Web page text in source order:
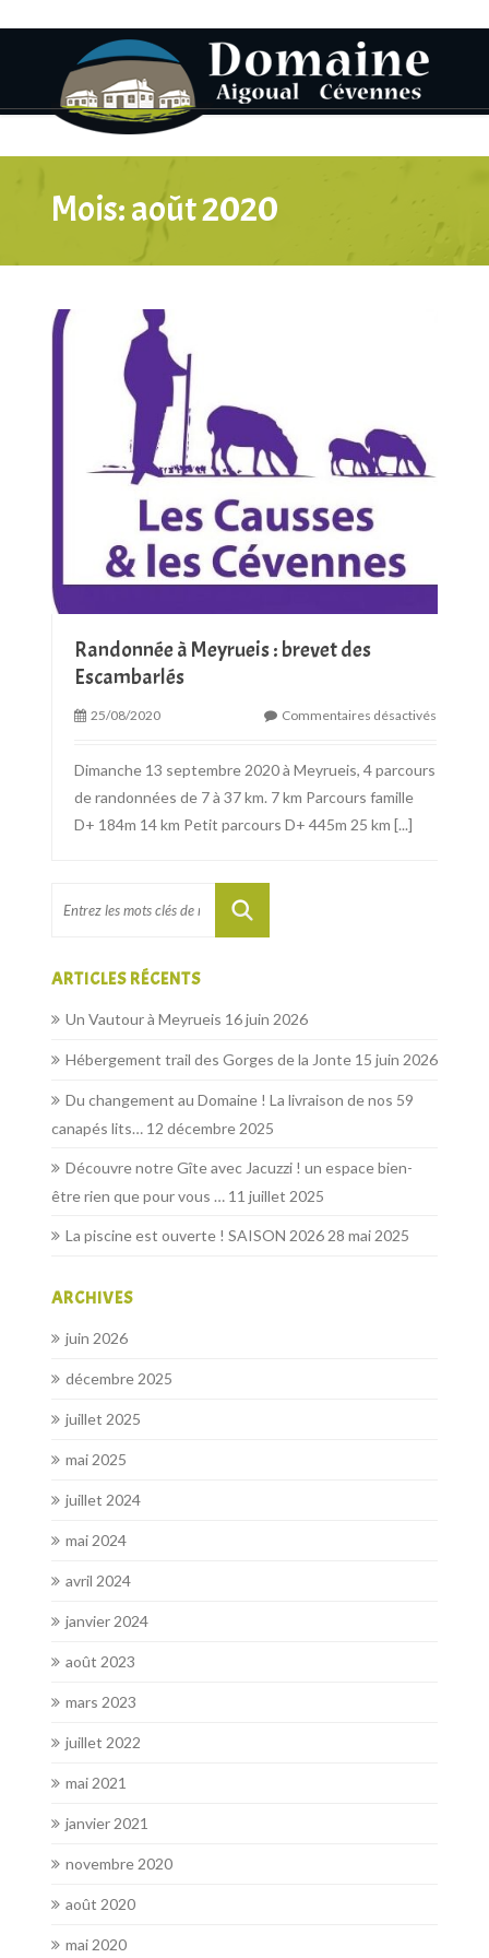
Mois:août 2020
Randonnée à Meyrueis : brevet des
Escambarlés
25/08/2020 Commentaires désactivés
Dimanche 13 septembre 2020 à Meyrueis, 4 parcours
de randonnées de 7 à 37 km. 7 km Parcours famille
D+ 184m 14 km Petit parcours D+ 445m 25 km [...]
ARTICLES RÉCENTS
Un Vautour à Meyrueis 16 juin 2026
Hébergement trail des Gorges de la Jonte 15 juin 2026
Du changement au Domaine ! La livraison de nos 59
canapés lits… 12 décembre 2025
Découvre notre Gîte avec Jacuzzi ! un espace bien-
être rien que pour vous … 11 juillet 2025
La piscine est ouverte ! SAISON 2026 28 mai 2025
ARCHIVES
juin 2026
décembre 2025
juillet 2025
mai 2025
juillet 2024
mai 2024
avril 2024
janvier 2024
août 2023
mars 2023
juillet 2022
mai 2021
janvier 2021
novembre 2020
août 2020
mai 2020